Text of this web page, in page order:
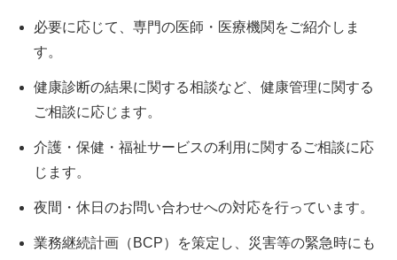
必要に応じて、専門の医師・医療機関をご紹介しま
す。
健康診断の結果に関する相談など、健康管理に関する
ご相談に応じます。
介護・保健・福祉サービスの利用に関するご相談に応
じます。
夜間・休日のお問い合わせへの対応を行っています。
業務継続計画（BCP）を策定し、災害等の緊急時にも